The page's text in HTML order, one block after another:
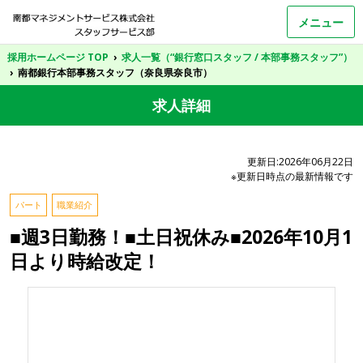
メニュー
採用ホームページ TOP › 求人一覧（“銀行窓口スタッフ / 本部事務スタッフ”）
› 南都銀行本部事務スタッフ（奈良県奈良市）
求人詳細
更新日:2026年06月22日
※更新日時点の最新情報です
パート 職業紹介
■週3日勤務！■土日祝休み■2026年10月1
日より時給改定！